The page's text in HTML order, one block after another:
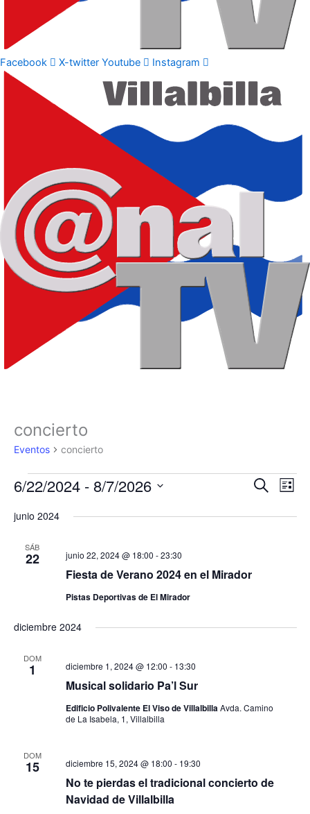
Facebook X-twitter Youtube Instagram
concierto
Eventos concierto
Eventos
Navegación
búsqueda
Eventos
BuscarLista
6/22/2024 - 8/7/2026
la
junio 2024
SÁB
22
Fiesta de Verano 2024 en el Mirador
junio 22, 2024 @ 18:00 -23:30
Pistas Deportivas de El Mirador
diciembre 2024
DOM
1
Musical solidario Pa’l Sur
diciembre 1, 2024 @ 12:00 - 13:30
Edificio Polivalente El Viso de VillalbillaAvda. Camino
de La Isabela, 1, Villalbilla
DOM
15
No te pierdas el tradicional concierto de
Navidad de Villalbilla
diciembre 15, 2024 @ 18:00 - 19:30